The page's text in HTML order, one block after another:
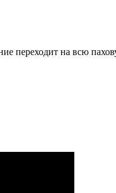
переходит на всю